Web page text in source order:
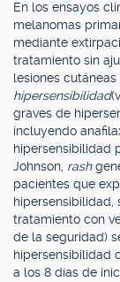
En los ensayos
melanomas
mediante
tratamiento sin
lesiones cutáneas
hipersensibilidad
graves de
incluyendo
hipersensibilidad
Johnson, rash
pacientes que
hipersensibilidad,
tratamiento con
de la seguridad)
hipersensibilidad
a los 8 días de